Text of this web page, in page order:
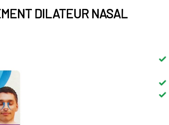
DILATEUR NASAL